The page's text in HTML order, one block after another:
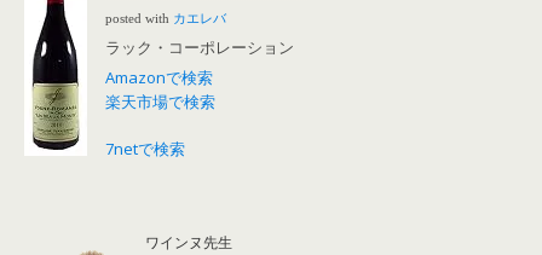
posted with カエレバ
ラック・コーポレーション
Amazonで検索
楽天市場で検索
7netで検索
ワインヌ先生